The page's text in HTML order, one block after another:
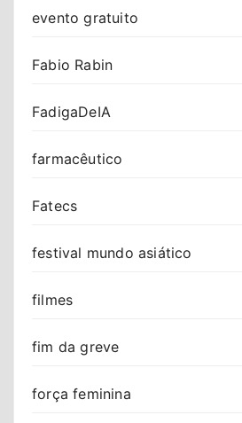
evento gratuito
Fabio Rabin
FadigaDeIA
farmacêutico
Fatecs
festival mundo asiático
filmes
fim da greve
força feminina